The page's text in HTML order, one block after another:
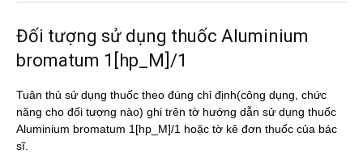
Đối tượng sử dụng thuốc Aluminium
bromatum 1[hp_M]/1
Tuân thủ sử dụng thuốc theo đúng chỉ định(công dụng, chức
năng cho đối tượng nào) ghi trên tờ hướng dẫn sử dụng thuốc
Aluminium bromatum 1[hp_M]/1 hoặc tờ kê đơn thuốc của bác
sĩ.